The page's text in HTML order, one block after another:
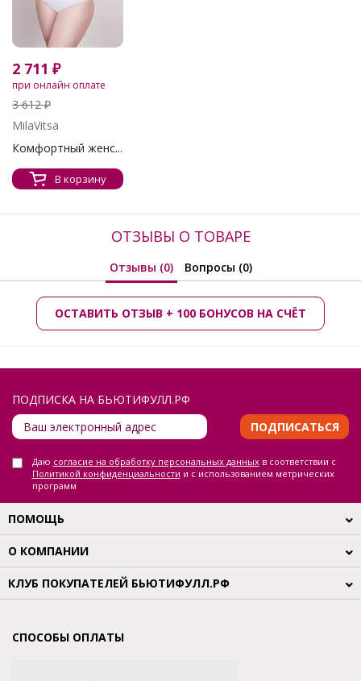
2 711 ₽
при онлайн оплате
3 612 ₽
MilaVitsa
Комфортный женс...
В корзину
ОТЗЫВЫ О ТОВАРЕ
Отзывы (0) Вопросы (0)
ОСТАВИТЬ ОТЗЫВ + 100 БОНУСОВ НА СЧЁТ
ПОДПИСКА НА БЬЮТИФУЛЛ.РФ
ПОДПИСАТЬСЯ
Даю согласие на обработку персональных данныхв соответствии с
Политикой конфиденциальности и с использованием метрических
программ
ПОМОЩЬ
О КОМПАНИИ
КЛУБ ПОКУПАТЕЛЕЙ БЬЮТИФУЛЛ.РФ
СПОСОБЫ ОПЛАТЫ